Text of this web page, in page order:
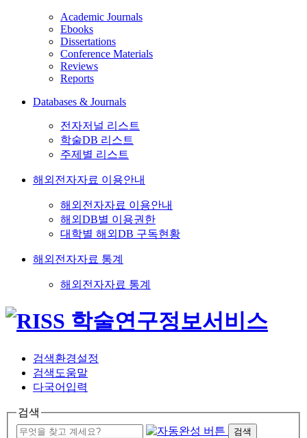
Academic Journals
Ebooks
Dissertations
Conference Materials
Reviews
Reports
Databases & Journals
전자저널 리스트
학술DB 리스트
주제별 리스트
해외전자자료 이용안내
해외전자자료 이용안내
해외DB별 이용권한
대학별 해외DB 구독현황
해외전자자료 통계
해외전자자료 통계
검색환경설정
검색도움말
다국어입력
검색
검색